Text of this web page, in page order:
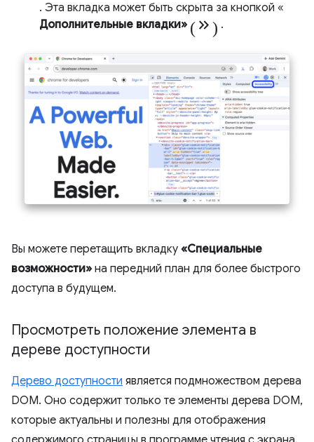
. Эта вкладка может быть скрыта за кнопкой «
Дополнительные вкладки» (keyboard_double_arrow_right) .
Вы можете перетащить вкладку «Специальные
возможности» на передний план для более быстрого
доступа в будущем.
Просмотреть положение элемента в
дереве доступности
Дерево доступности является подмножеством дерева
DOM. Оно содержит только те элементы дерева DOM,
которые актуальны и полезны для отображения